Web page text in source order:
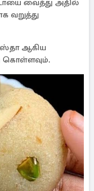
வைத்து அதில்
வறுத்து
ஆகிய
கொள்ளவும்.